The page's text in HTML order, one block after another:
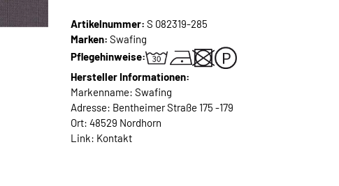
Artikelnummer: S 082319-285
Marken: Swafing
Pflegehinweise:
Hersteller Informationen:
Markenname: Swafing
Adresse: Bentheimer Straße 175 -179
Ort: 48529 Nordhorn
Link: Kontakt